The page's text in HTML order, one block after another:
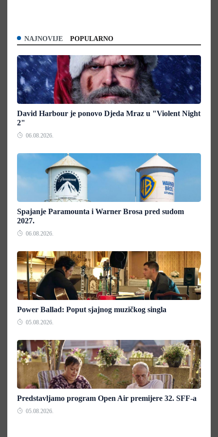
NAJNOVIJE POPULARNO
David Harbour je ponovo Djeda Mraz u "Violent Night
2"
06.08.2026.
Spajanje Paramounta i Warner Brosa pred sudom
2027.
06.08.2026.
Power Ballad: Poput sjajnog muzičkog singla
05.08.2026.
Predstavljamo program Open Air premijere 32. SFF-a
05.08.2026.